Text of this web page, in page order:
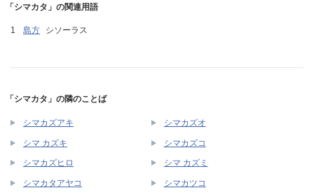
「シマカタ」の関連用語
島方 シソーラス
「シマカタ」の隣のことば
シマカズアキ シマカズオ
シマ カズキ シマカズコ
シマカズヒロ シマ カズミ
シマカタアヤコ シマカツコ